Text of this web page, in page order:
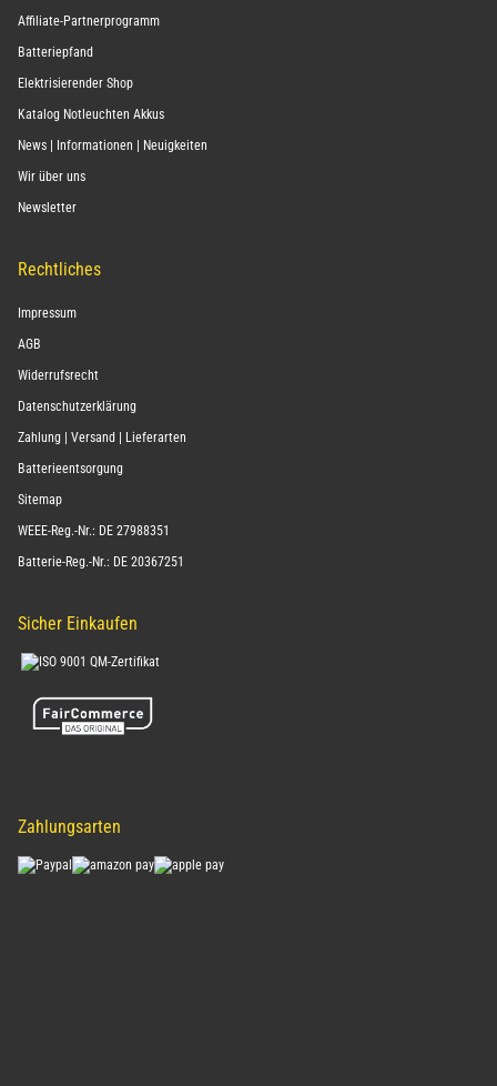
Affiliate-Partnerprogramm
Batteriepfand
Elektrisierender Shop
Katalog Notleuchten Akkus
News | Informationen | Neuigkeiten
Wir über uns
Newsletter
Rechtliches
Impressum
AGB
Widerrufsrecht
Datenschutzerklärung
Zahlung | Versand | Lieferarten
Batterieentsorgung
Sitemap
WEEE-Reg.-Nr.: DE 27988351
Batterie-Reg.-Nr.: DE 20367251
Sicher Einkaufen
Zahlungsarten